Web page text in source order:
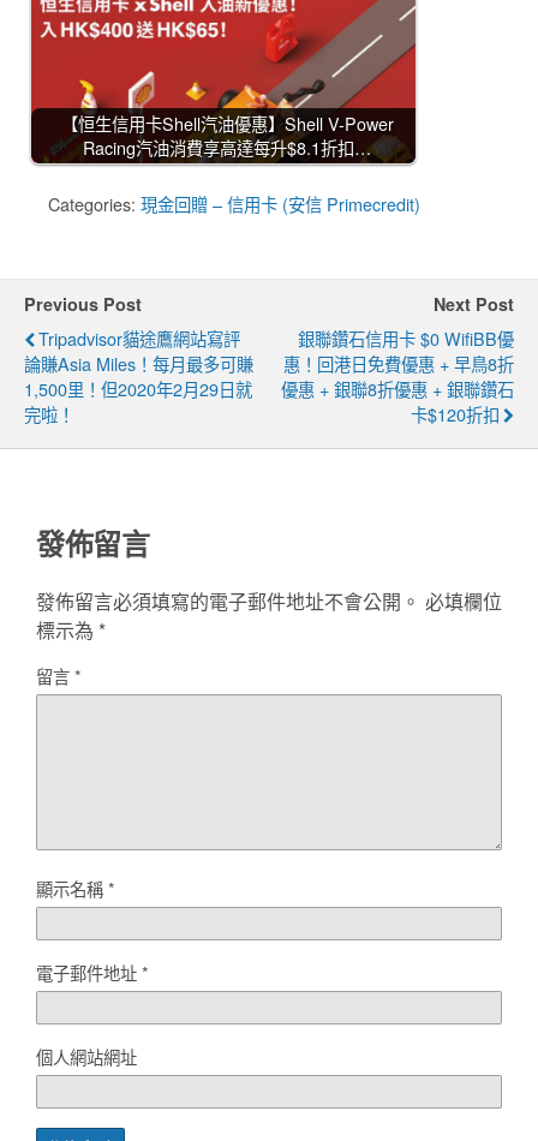
【恒生信用卡Shell汽油優惠】Shell V-Power
Racing汽油消費享高達每升$8.1折扣…
Categories: 現金回贈 – 信用卡 (安信 Primecredit)
Previous Post
Tripadvisor貓途鷹網站寫評
論賺Asia Miles！每月最多可賺
1,500里！但2020年2月29日就
完啦！
Next Post
銀聯鑽石信用卡 $0 WifiBB優
惠！回港日免費優惠 + 早鳥8折
優惠 + 銀聯8折優惠 + 銀聯鑽石
卡$120折扣
發佈留言
發佈留言必須填寫的電子郵件地址不會公開。 必填欄位
標示為 *
留言*
顯示名稱*
電子郵件地址*
個人網站網址